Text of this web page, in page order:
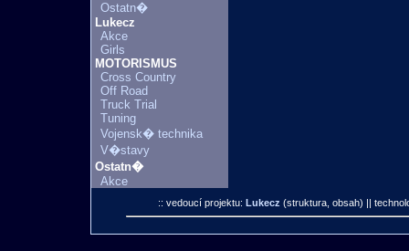
Ostatn�
Lukecz
Akce
Girls
MOTORISMUS
Cross Country
Off Road
Truck Trial
Tuning
Vojensk� technika
V�stavy
Ostatn�
Akce
:: vedoucí projektu: Lukecz (struktura, obsah) ||